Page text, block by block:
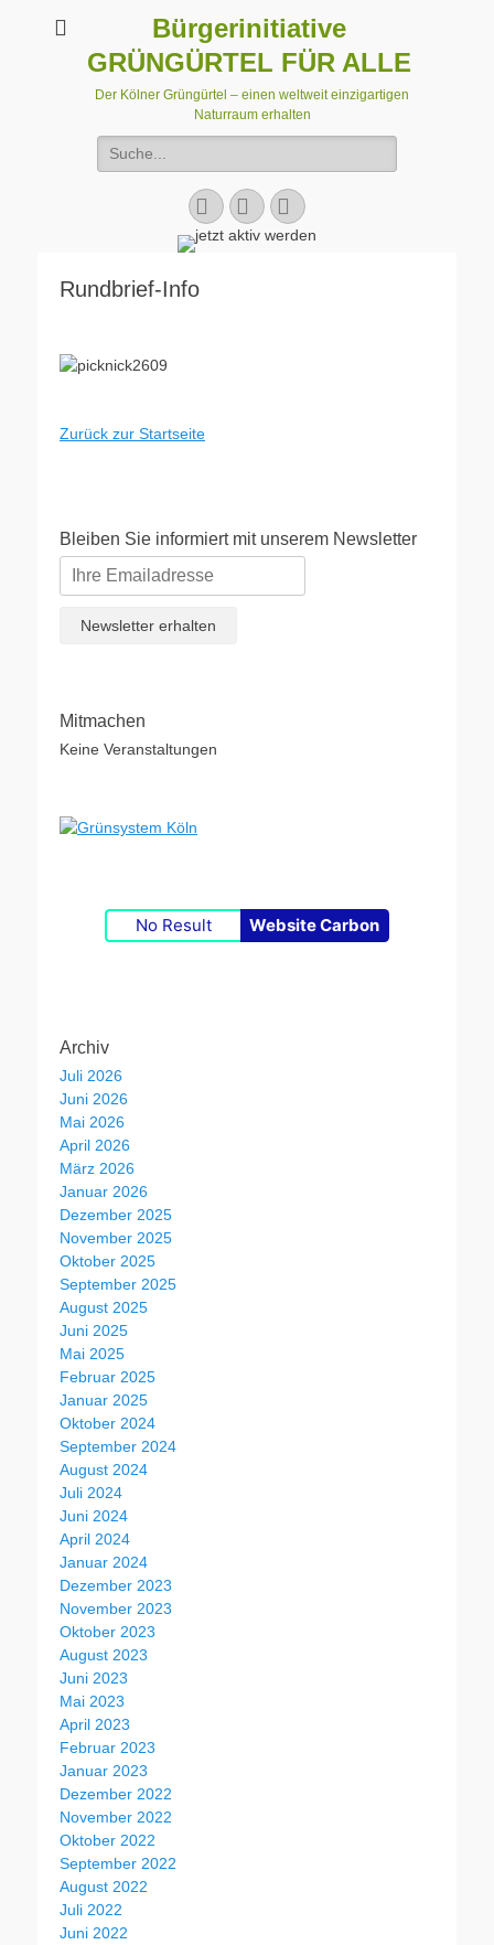
Bürgerinitiative
GRÜNGÜRTEL FÜR ALLE
Der Kölner Grüngürtel – einen weltweit einzigartigen
Naturraum erhalten
Suchen
nach:
Facebook
E-
Mail
Instagram
Rundbrief-Info
Zurück zur Startseite
Bleiben Sie informiert mit unserem Newsletter
Mitmachen
Keine Veranstaltungen
No Result Website Carbon
Archiv
Juli 2026
Juni 2026
Mai 2026
April 2026
März 2026
Januar 2026
Dezember 2025
November 2025
Oktober 2025
September 2025
August 2025
Juni 2025
Mai 2025
Februar 2025
Januar 2025
Oktober 2024
September 2024
August 2024
Juli 2024
Juni 2024
April 2024
Januar 2024
Dezember 2023
November 2023
Oktober 2023
August 2023
Juni 2023
Mai 2023
April 2023
Februar 2023
Januar 2023
Dezember 2022
November 2022
Oktober 2022
September 2022
August 2022
Juli 2022
Juni 2022